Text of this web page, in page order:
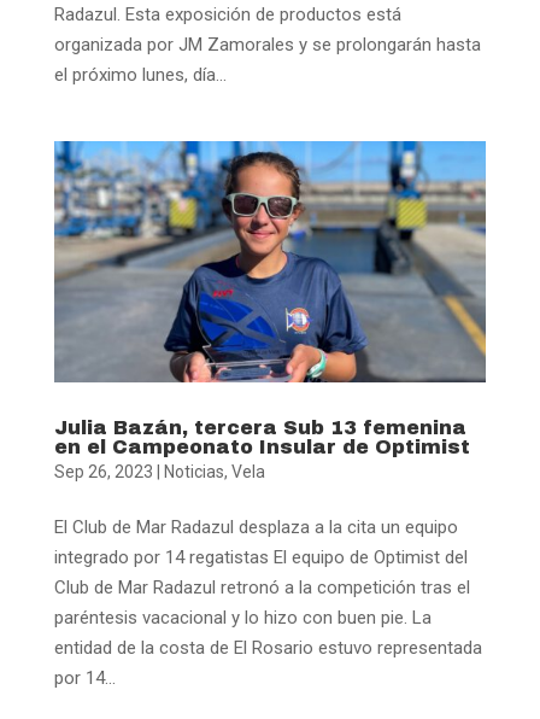
Radazul. Esta exposición de productos está
organizada por JM Zamorales y se prolongarán hasta
el próximo lunes, día...
Julia Bazán, tercera Sub 13 femenina
en el Campeonato Insular de Optimist
Sep 26, 2023 Noticias, Vela
El Club de Mar Radazul desplaza a la cita un equipo
integrado por 14 regatistas El equipo de Optimist del
Club de Mar Radazul retronó a la competición tras el
paréntesis vacacional y lo hizo con buen pie. La
entidad de la costa de El Rosario estuvo representada
por 14...